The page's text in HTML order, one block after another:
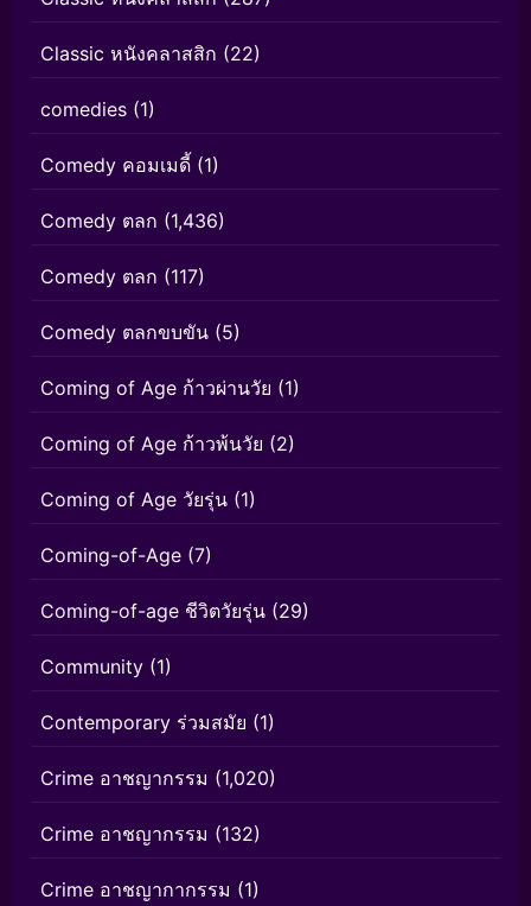
Classic หนังคลาสสิก (22)
comedies (1)
Comedy คอมเมดี้ (1)
Comedy ตลก (1,436)
Comedy ตลก (117)
Comedy ตลกขบขัน (5)
Coming of Age ก้าวผ่านวัย (1)
Coming of Age ก้าวพ้นวัย (2)
Coming of Age วัยรุ่น (1)
Coming-of-Age (7)
Coming-of-age ชีวิตวัยรุ่น (29)
Community (1)
Contemporary ร่วมสมัย (1)
Crime อาชญากรรม (1,020)
Crime อาชญากรรม (132)
Crime อาชญากากรรม (1)